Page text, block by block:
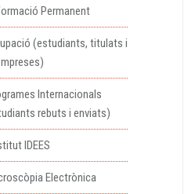
Permanent
(estudiants, titulats i
Internacionals
rebuts i enviats)
IDEES
Electrònica